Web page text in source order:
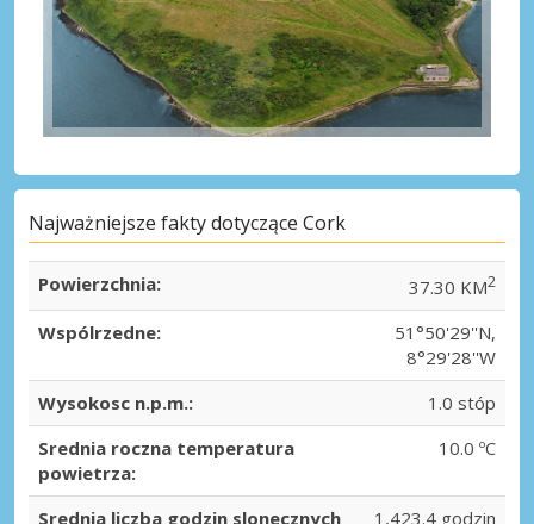
Najważniejsze fakty dotyczące Cork
Powierzchnia: 37.30 KM2
Wspólrzedne:
51°50'29''N,
8°29'28''W
Wysokosc n.p.m.:
1.0 stóp
Srednia roczna temperatura
powietrza:
10.0 ºC
Srednia liczba godzin slonecznych
1,423.4 godzin